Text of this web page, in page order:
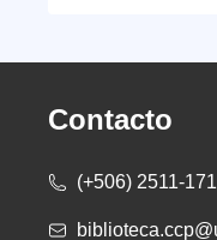
Contacto
(+506) 2511-